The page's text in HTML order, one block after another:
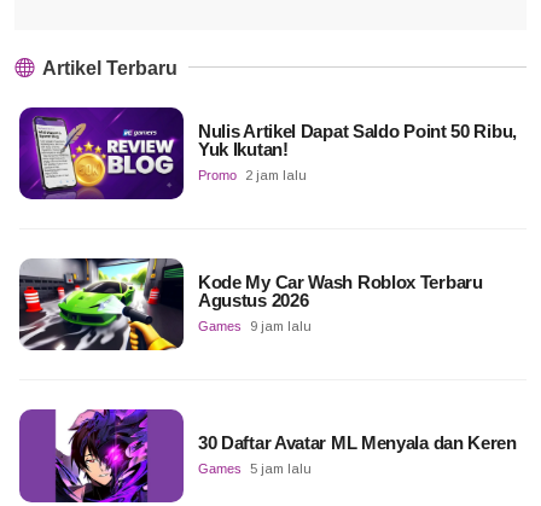
Artikel Terbaru
Nulis Artikel Dapat Saldo Point 50 Ribu,
Yuk Ikutan!
Promo 2 jam lalu
Kode My Car Wash Roblox Terbaru
Agustus 2026
Games 9 jam lalu
30 Daftar Avatar ML Menyala dan Keren
Games 5 jam lalu